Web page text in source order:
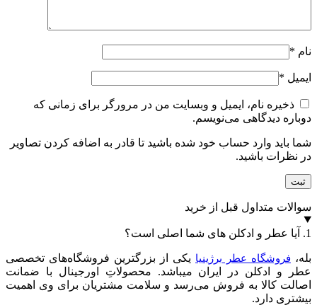
نام *
ایمیل *
ذخیره نام، ایمیل و وبسایت من در مرورگر برای زمانی که
دوباره دیدگاهی می‌نویسم.
شما باید وارد حساب خود شده باشید تا قادر به اضافه کردن تصاویر
در نظرات باشید.
سوالات متداول قبل از خرید
1. آیا عطر و ادکلن های شما اصلی است؟
بله، فروشگاه عطر برژینیا یکی از بزرگترین فروشگاه‌های تخصصی
عطر و ادکلن در ایران میباشد. محصولاتِ اورجینال با ضمانت
اصالت کالا به فروش می‌رسد و سلامت مشتریان برای وی اهمیت
بیشتری دارد.